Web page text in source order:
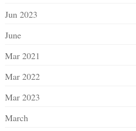
Jun 2023
June
Mar 2021
Mar 2022
Mar 2023
March